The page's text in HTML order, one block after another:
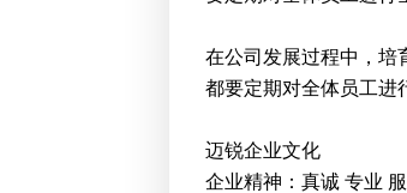
在公司发展过程中，培
都要定期对全体员工进
迈锐企业文化
企业精神：真诚 专业